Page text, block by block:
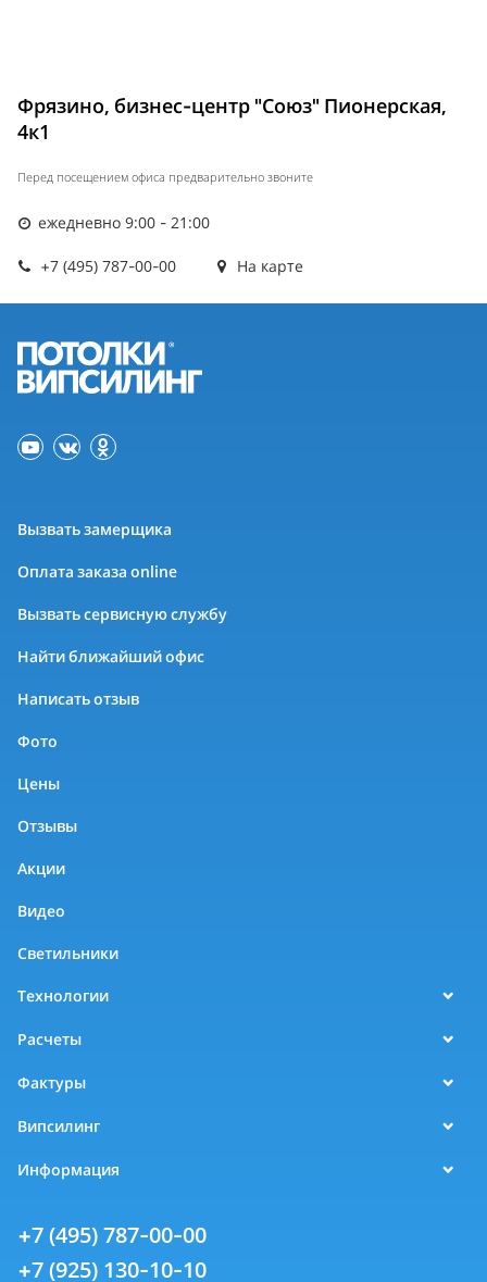
Фрязино, бизнес-центр "Союз" Пионерская,
4к1
Перед посещением офиса предварительно звоните
ежедневно 9:00 - 21:00
+7 (495) 787-00-00 На карте
Вызвать замерщика
Оплата заказа online
Вызвать сервисную службу
Найти ближайший офис
Написать отзыв
Фото
Цены
Отзывы
Акции
Видео
Светильники
Технологии
Расчеты
Фактуры
Випсилинг
Информация
+7 (495) 787-00-00
+7 (925) 130-10-10